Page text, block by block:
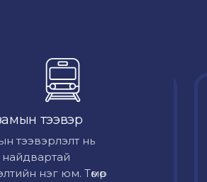
тээвэр
тээвэрлэлт нь
нэг юм. Төмөр